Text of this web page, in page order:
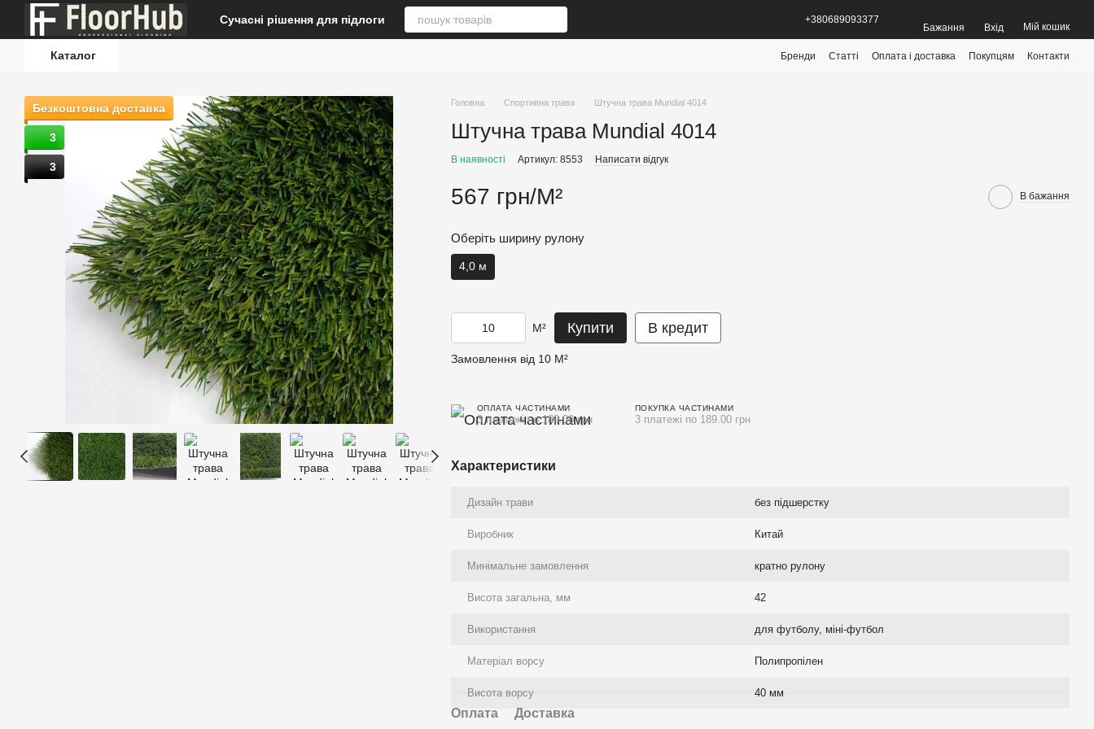
Перейти до основного контенту
Сучасні рішення для підлоги +380689093377
Бажання Вхід Мій кошик
Каталог Бренди Статті Оплата і доставка Покупцям Контакти
Безкоштовна доставка
3
3
Головна Спортивна трава Штучна трава Mundial 4014
Штучна трава Mundial 4014
В наявності Артикул: 8553 Написати відгук
567 грн/М² В бажання
Оберіть ширину рулону
4,0 м
М² Купити В кредит
Замовлення від 10 М²
ОПЛАТА ЧАСТИНАМИ
3 платежі по 189.00 грн
ПОКУПКА ЧАСТИНАМИ
3 платежі по 189.00 грн
Характеристики
Дизайн трави без підшерстку
Виробник Китай
Минімальне замовлення кратно рулону
Висота загальна, мм 42
Використання для футболу, міні-футбол
Матеріал ворсу Полипропілен
Висота ворсу 40 мм
Оплата Доставка